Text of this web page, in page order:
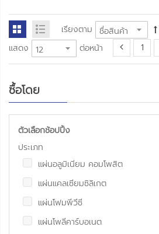
เรียงตาม
แสดง
ต่อหน้า 1
ซื้อโดย
ตัวเลือกช้อปปิ้ง
ประเภท
แผ่นอลูมิเนียม คอมโพสิต
แผ่นแคลเซียมซิลิเกต
แผ่นโฟมพีวีซี
แผ่นโพลีคาร์บอเนต